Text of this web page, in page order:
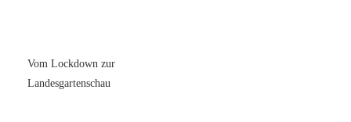
Vom Lockdown zur
Landesgartenschau